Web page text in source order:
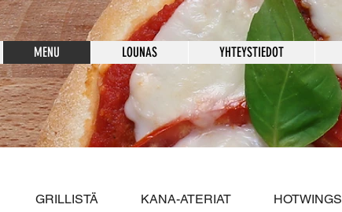
MENU LOUNAS YHTEYSTIEDOT
GRILLISTÄ KANA-ATERIAT HOTWINGS